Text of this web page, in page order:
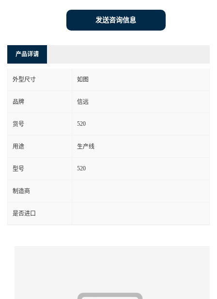
发送咨询信息
产品详请
外型尺寸 如图
品牌 信远
货号 520
用途 生产线
型号 520
制造商
是否进口